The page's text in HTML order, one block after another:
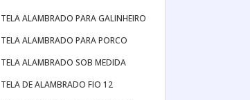
TELA ALAMBRADO PARA GALINHEIRO
TELA ALAMBRADO PARA PORCO
TELA ALAMBRADO SOB MEDIDA
TELA DE ALAMBRADO FIO 12